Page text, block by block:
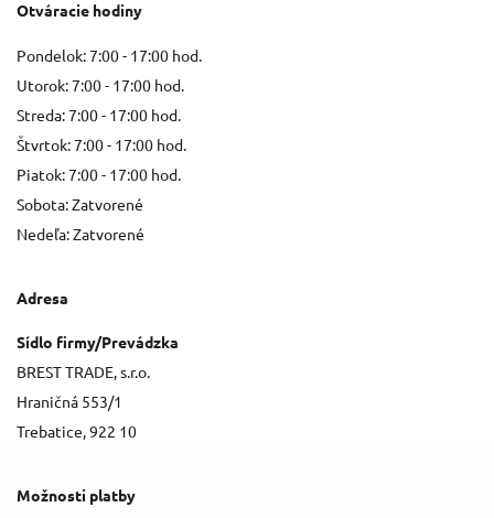
Otváracie hodiny
Pondelok: 7:00 - 17:00 hod.
Utorok: 7:00 - 17:00 hod.
Streda: 7:00 - 17:00 hod.
Štvrtok: 7:00 - 17:00 hod.
Piatok: 7:00 - 17:00 hod.
Sobota: Zatvorené
Nedeľa: Zatvorené
Adresa
Sídlo firmy/Prevádzka
BREST TRADE, s.r.o.
Hraničná 553/1
Trebatice, 922 10
Možnosti platby